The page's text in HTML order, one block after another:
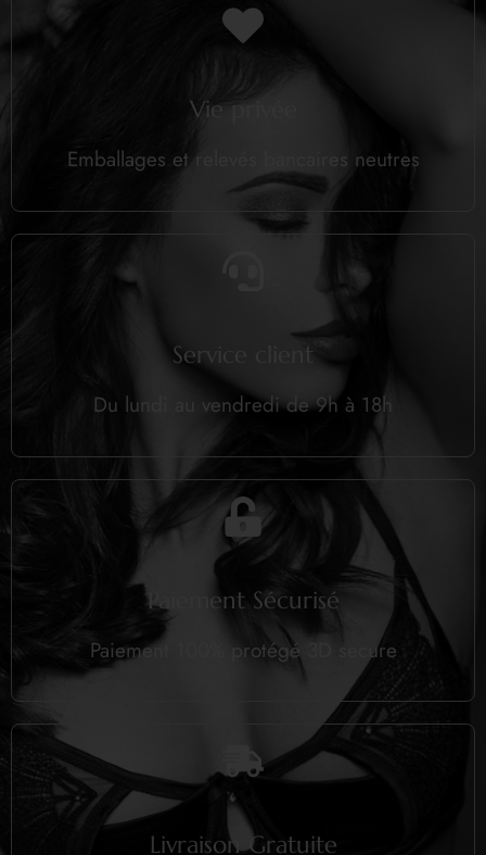
Vie privée
Emballages et relevés bancaires neutres
Service client
Du lundi au vendredi de 9h à 18h
Paiement Sécurisé
Paiement 100% protégé 3D secure
Livraison Gratuite